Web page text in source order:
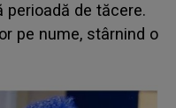
perioadă de tăcere.
pe nume, stârnind o